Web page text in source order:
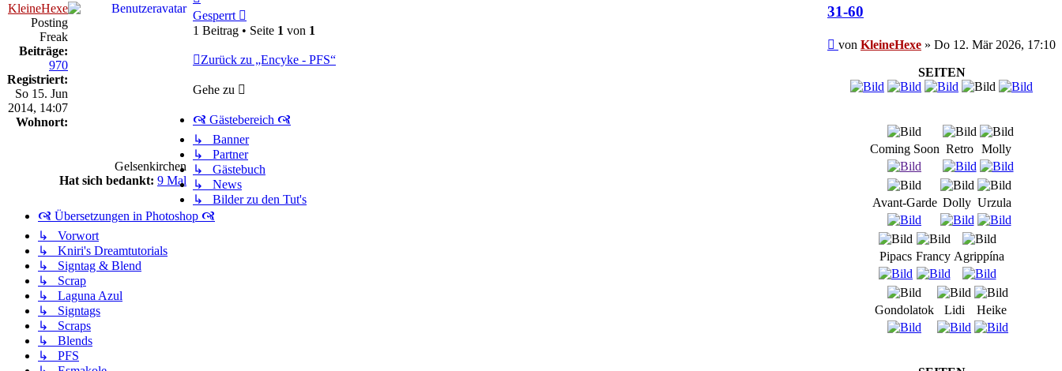
KleineHexe
Posting
Freak
Beiträge:
970
Registriert:
So 15. Jun
2014, 14:07
Wohnort:
Gelsenkirchen
Hat sich bedankt: 9 Mal
31-60
Beitrag
von KleineHexe » Do 12. Mär 2026, 17:10
SEITEN
Coming Soon Retro Molly
Avant-Garde Dolly Urzula
Pipacs Francy Agrippína
Gondolatok Lidi Heike
oben
Gesperrt
1 Beitrag • Seite 1 von 1
Zurück zu „Encyke - PFS“
Gehe zu
🙧 Gästebereich 🙧
↳ Banner
↳ Partner
↳ Gästebuch
↳ News
↳ Bilder zu den Tut's
🙧 Übersetzungen in Photoshop 🙧
↳ Vorwort
↳ Kniri's Dreamtutorials
↳ Signtag & Blend
↳ Scrap
↳ Laguna Azul
↳ Signtags
↳ Scraps
↳ Blends
↳ PFS